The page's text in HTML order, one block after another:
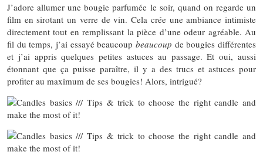
J’adore allumer une bougie parfumée le soir, quand on regarde un
film en sirotant un verre de vin. Cela crée une ambiance intimiste
directement tout en remplissant la pièce d’une odeur agréable. Au
fil du temps, j’ai essayé beaucoup beaucoup de bougies différentes
et j’ai appris quelques petites astuces au passage. Et oui, aussi
étonnant que ça puisse paraître, il y a des trucs et astuces pour
profiter au maximum de ses bougies! Alors, intrigué?